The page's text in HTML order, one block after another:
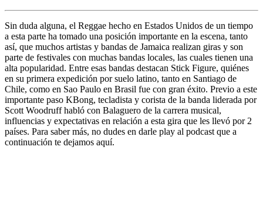
Sin duda alguna, el Reggae hecho en Estados Unidos de un tiempo
a esta parte ha tomado una posición importante en la escena, tanto
así, que muchos artistas y bandas de Jamaica realizan giras y son
parte de festivales con muchas bandas locales, las cuales tienen una
alta popularidad. Entre esas bandas destacan Stick Figure, quiénes
en su primera expedición por suelo latino, tanto en Santiago de
Chile, como en Sao Paulo en Brasil fue con gran éxito. Previo a este
importante paso KBong, tecladista y corista de la banda liderada por
Scott Woodruffhabló con Balaguero de la carrera musical,
influencias y expectativas en relación a esta gira que les llevó por 2
países. Para saber más, no dudes en darle play al podcast que a
continuación te dejamos aquí.